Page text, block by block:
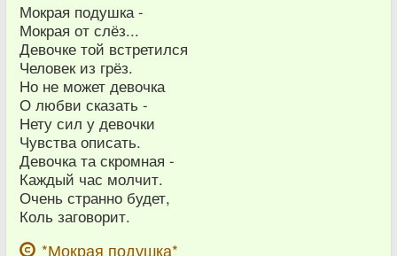
Мокрая подушка -
Мокрая от слёз...
Девочке той встретился
Человек из грёз.
Но не может девочка
О любви сказать -
Нету сил у девочки
Чувства описать.
Девочка та скромная -
Каждый час молчит.
Очень странно будет,
Коль заговорит.
*Мокрая подушка*